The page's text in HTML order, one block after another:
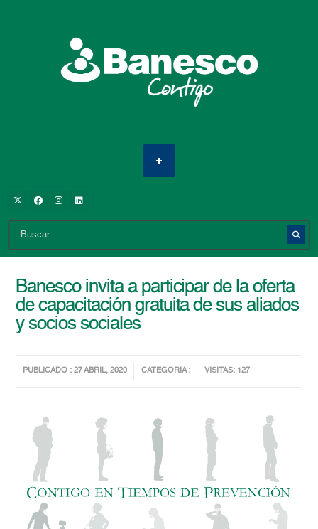
Banesco invita a participar de la oferta
de capacitación gratuita de sus aliados
y socios sociales
PUBLICADO : 27 ABRIL, 2020 CATEGORIA : VISITAS: 127